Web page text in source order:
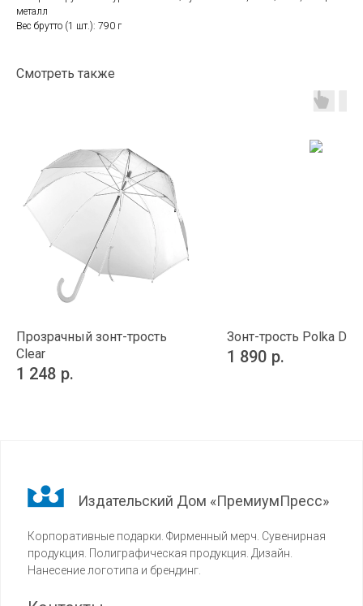
металл
Вес брутто (1 шт.): 790 г
Смотреть также
Прозрачный зонт-трость
Clear
1 248 р.
Зонт-трость Polka Dot
1 890 р.
Издательский Дом «ПремиумПресс»
Корпоративные подарки. Фирменный мерч. Сувенирная
продукция. Полиграфическая продукция. Дизайн.
Нанесение логотипа и брендинг.